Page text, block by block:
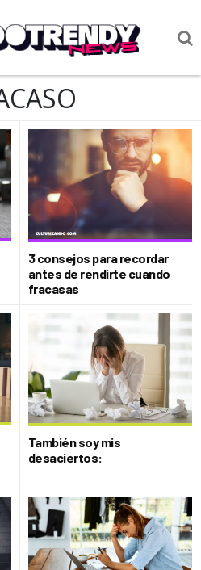
3 consejos para recordar
antes de rendirte cuando
fracasas
También soy mis
desaciertos: